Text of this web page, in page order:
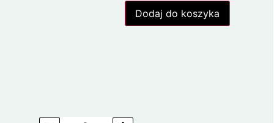
Dodaj do koszyka